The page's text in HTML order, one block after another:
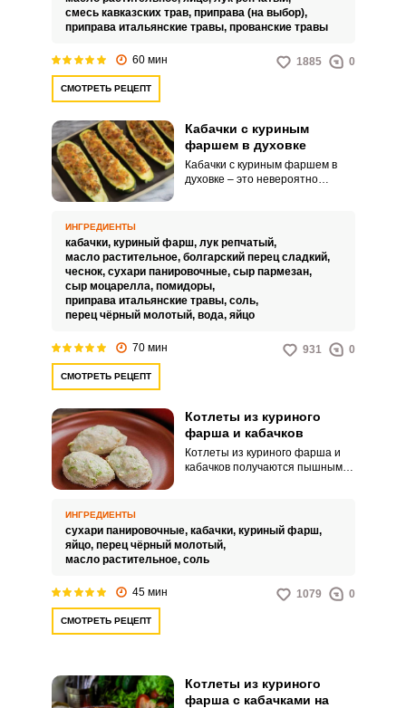
смесь кавказских трав, приправа (на выбор),
приправа итальянские травы, прованские травы
60 мин 1885 0
СМОТРЕТЬ РЕЦЕПТ
Кабачки с куриным
фаршем в духовке
Кабачки с куриным фаршем в
духовке – это невероятно
стола. Такое угощение также
порадует вас привлекательной
подачей.
ИНГРЕДИЕНТЫ
кабачки, куриный фарш, лук репчатый,
масло растительное, болгарский перец сладкий,
чеснок, сухари панировочные, сыр пармезан,
сыр моцарелла, помидоры,
приправа итальянские травы, соль,
перец чёрный молотый, вода, яйцо
70 мин 931 0
СМОТРЕТЬ РЕЦЕПТ
Котлеты из куриного
фарша и кабачков
Котлеты из куриного фарша и
кабачков получаются пышными
получиться сухим, а кабачок эту
досадную мелочь полностью
компенсирует.
ИНГРЕДИЕНТЫ
сухари панировочные, кабачки, куриный фарш,
яйцо, перец чёрный молотый,
масло растительное, соль
45 мин 1079 0
СМОТРЕТЬ РЕЦЕПТ
Котлеты из куриного
фарша с кабачками на